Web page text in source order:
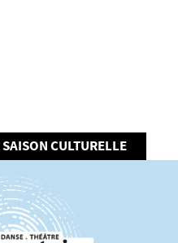
CULTURELLE